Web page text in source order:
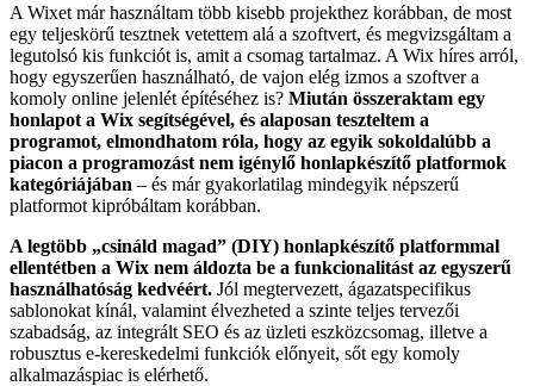
A Wixet már használtam több kisebb projekthez korábban, de most
egy teljeskörű tesztnek vetettem alá a szoftvert, és megvizsgáltam a
legutolsó kis funkciót is, amit a csomag tartalmaz. A Wix híres arról,
hogy egyszerűen használható, de vajon elég izmos a szoftver a
komoly online jelenlét építéséhez is? Miután összeraktam egy
honlapot a Wix segítségével, és alaposan teszteltem a
programot, elmondhatom róla, hogy az egyik sokoldalúbb a
piacon a programozást nem igénylő honlapkészítő platformok
kategóriájában – és már gyakorlatilag mindegyik népszerű
platformot kipróbáltam korábban.
A legtöbb „csináld magad” (DIY) honlapkészítő platformmal
ellentétben a Wix nem áldozta be a funkcionalitást az egyszerű
használhatóság kedvéért. Jól megtervezett, ágazatspecifikus
sablonokat kínál, valamint élvezheted a szinte teljes tervezői
szabadság, az integrált SEO és az üzleti eszközcsomag, illetve a
robusztus e-kereskedelmi funkciók előnyeit, sőt egy komoly
alkalmazáspiac is elérhető.